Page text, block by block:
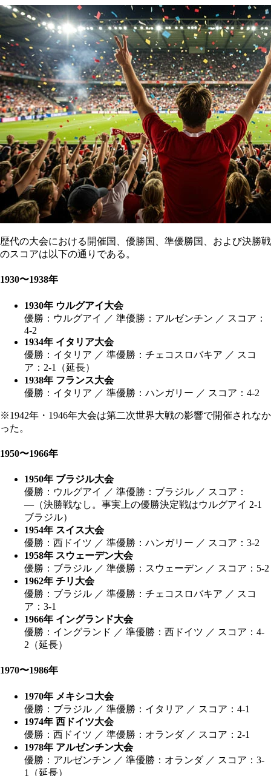
歴代の大会における開催国、優勝国、準優勝国、および決勝戦
のスコアは以下の通りである。
1930〜1938年
1930年 ウルグアイ大会
優勝：ウルグアイ ／ 準優勝：アルゼンチン ／ スコア：
4-2
1934年 イタリア大会
優勝：イタリア ／ 準優勝：チェコスロバキア ／ スコ
ア：2-1（延長）
1938年 フランス大会
優勝：イタリア ／ 準優勝：ハンガリー ／ スコア：4-2
※1942年・1946年大会は第二次世界大戦の影響で開催されなか
った。
1950〜1966年
1950年 ブラジル大会
優勝：ウルグアイ ／ 準優勝：ブラジル ／ スコア：
―（決勝戦なし。事実上の優勝決定戦はウルグアイ 2-1
ブラジル）
1954年 スイス大会
優勝：西ドイツ ／ 準優勝：ハンガリー ／ スコア：3-2
1958年 スウェーデン大会
優勝：ブラジル ／ 準優勝：スウェーデン ／ スコア：5-2
1962年 チリ大会
優勝：ブラジル ／ 準優勝：チェコスロバキア ／ スコ
ア：3-1
1966年 イングランド大会
優勝：イングランド ／ 準優勝：西ドイツ ／ スコア：4-
2（延長）
1970〜1986年
1970年 メキシコ大会
優勝：ブラジル ／ 準優勝：イタリア ／ スコア：4-1
1974年 西ドイツ大会
優勝：西ドイツ ／ 準優勝：オランダ ／ スコア：2-1
1978年 アルゼンチン大会
優勝：アルゼンチン ／ 準優勝：オランダ ／ スコア：3-
1（延長）